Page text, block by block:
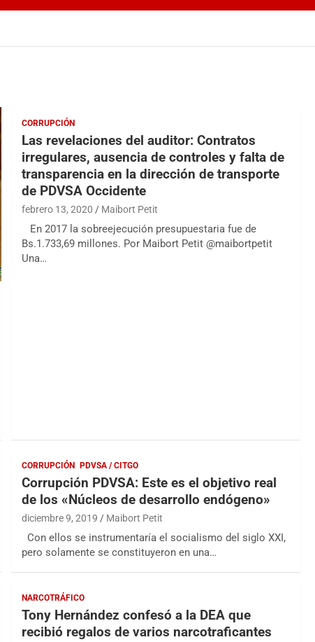
CORRUPCIÓN
Las revelaciones del auditor: Contratos
irregulares, ausencia de controles y falta de
transparencia en la dirección de transporte
de PDVSA Occidente
febrero 13, 2020 Maibort Petit
En 2017 la sobreejecución presupuestaria fue de
Bs.1.733,69 millones. Por Maibort Petit @maibortpetit
Una…
CORRUPCIÓN PDVSA / CITGO
Corrupción PDVSA: Este es el objetivo real
de los «Núcleos de desarrollo endógeno»
diciembre 9, 2019 Maibort Petit
Con ellos se instrumentaría el socialismo del siglo XXI,
pero solamente se constituyeron en una…
NARCOTRÁFICO
Tony Hernández confesó a la DEA que
recibió regalos de varios narcotraficantes